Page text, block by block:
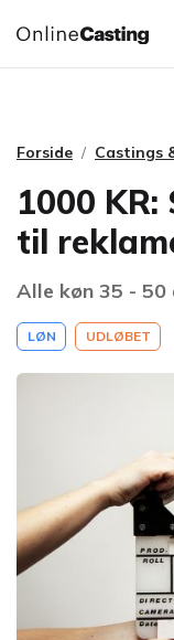
Forside Castings
1000
til
Alle køn 35 - 50
LØN UDLØBET